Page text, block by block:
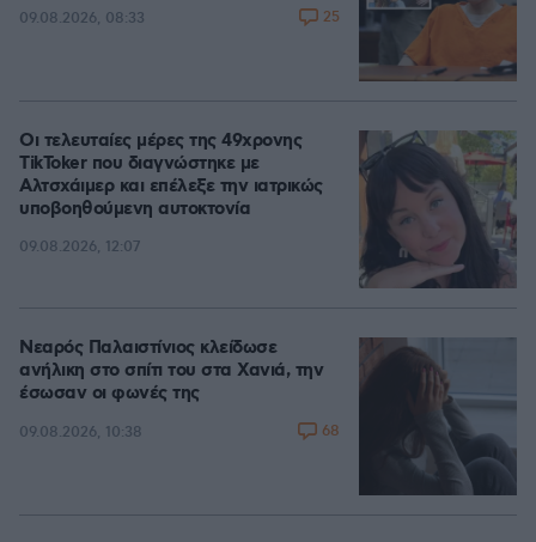
09.08.2026, 08:33 25
Οι τελευταίες μέρες της 49χρονης
TikToker που διαγνώστηκε με
Αλτσχάιμερ και επέλεξε την ιατρικώς
υποβοηθούμενη αυτοκτονία
09.08.2026, 12:07
Νεαρός Παλαιστίνιος κλείδωσε
ανήλικη στο σπίτι του στα Χανιά, την
έσωσαν οι φωνές της
09.08.2026, 10:38 68